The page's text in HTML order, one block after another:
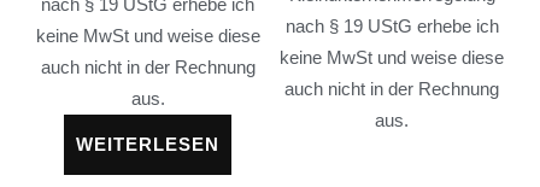
nach § 19 UStG erhebe ich
keine MwSt und weise diese
auch nicht in der Rechnung
aus.
WEITERLESEN
nach § 19 UStG erhebe ich
keine MwSt und weise diese
auch nicht in der Rechnung
aus.